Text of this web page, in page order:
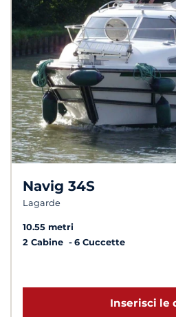
Navig 34S
Lagarde
10.55 metri
2 Cabine
6 Cuccette
Inserisci le